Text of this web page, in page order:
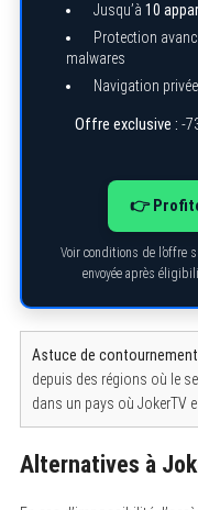
Jusqu’à 10
Protection
malwares
Navigation
Offre exclusive : -
👉
Voir conditions de l’offre
envoyée après
Astuce de
depuis des régions où le
dans un pays où JokerTV
Alternatives à